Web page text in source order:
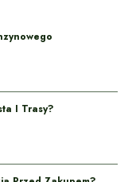
I Trasy?